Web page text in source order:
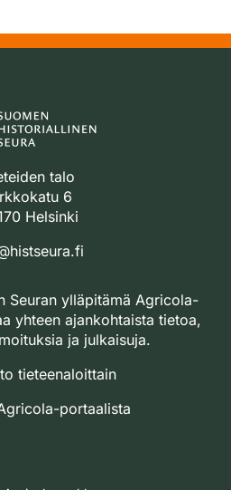
talo
6
Helsinki
Seuran ylläpitämä Agricola-
yhteen ajankohtaista tietoa,
ja julkaisuja.
tieteenaloittain
portaalista